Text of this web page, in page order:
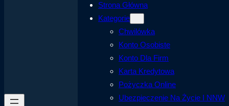
Strona Główna
Kategorie
Chwilówka
Konto Osobiste
Konto Dla Firm
Karta Kredytowa
Pożyczka Online
Ubezpieczenie Na Życie I NNW